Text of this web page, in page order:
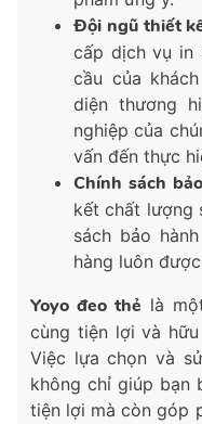
Đội ngũ thiết
cấp dịch vụ in
cầu của
diện thương
nghiệp của
vấn đến thực
Chính sách
kết chất lượng
sách bảo
hàng luôn
Yoyo đeo thẻ là
cùng tiện lợi và
Việc lựa chọn và
không chỉ giúp bạn
tiện lợi mà còn góp